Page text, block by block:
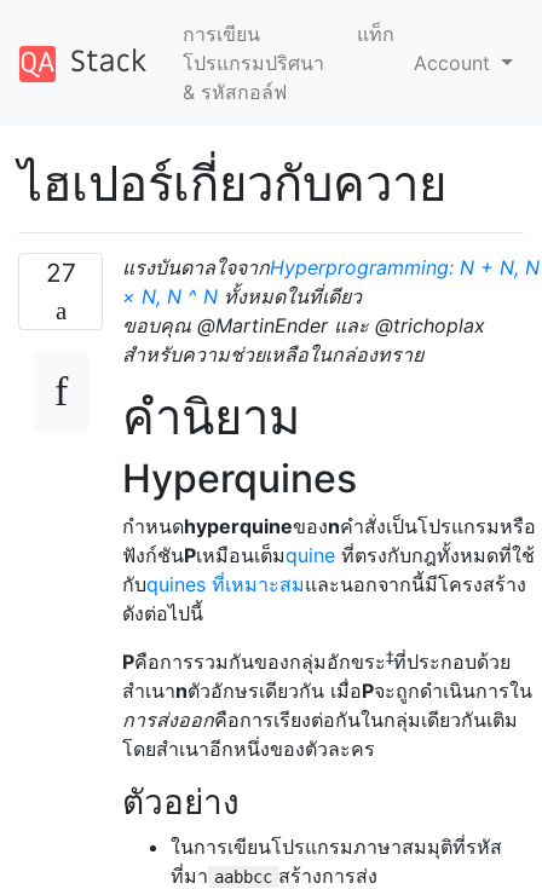
การเขียน
โปรแกรมปริศนา
& รหัสกอล์ฟ
แท็ก
Account
ไฮเปอร์เกี่ยวกับควาย
27 แรงบันดาลใจจากHyperprogramming: N + N, N
× N, N ^ N ทั้งหมดในที่เดียว
ขอบคุณ @MartinEnder และ @trichoplax
สำหรับความช่วยเหลือในกล่องทราย
คำนิยาม
Hyperquines
กำหนดhyperquineของnคำสั่งเป็นโปรแกรมหรือ
ฟังก์ชันPเหมือนเต็มquine ที่ตรงกับกฎทั้งหมดที่ใช้
กับquines ที่เหมาะสมและนอกจากนี้มีโครงสร้าง
ดังต่อไปนี้
Pคือการรวมกันของกลุ่มอักขระ‡ที่ประกอบด้วย
สำเนาnตัวอักษรเดียวกัน เมื่อPจะถูกดำเนินการใน
การส่งออกคือการเรียงต่อกันในกลุ่มเดียวกันเติม
โดยสำเนาอีกหนึ่งของตัวละคร
ตัวอย่าง
ในการเขียนโปรแกรมภาษาสมมุติที่รหัส
ที่มา aabbcc สร้างการส่ง